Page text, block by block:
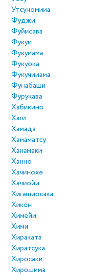
Утсуномииа
Фуджи
Фуйисава
Фукуи
Фукуиама
Фукуока
Фукучииама
Фунабаши
Фурукава
Хабикино
Хаги
Хамада
Хамаматсу
Ханамаки
Ханно
Хачинохе
Хачиойи
Хигашиосака
Хикон
Химейи
Хими
Хираката
Хиратсука
Хиросаки
Хирошима